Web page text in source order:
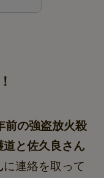
前の強盗放火殺
道と佐久良さん
に連絡を取って